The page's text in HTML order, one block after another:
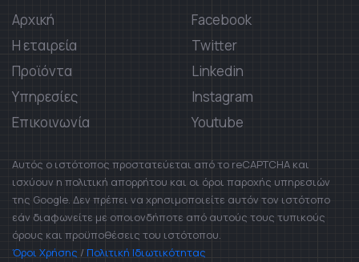
Αρχική
Η εταιρεία
Προϊόντα
Υπηρεσίες
Επικοινωνία
Facebook
Twitter
Linkedin
Instagram
Youtube
Αυτός ο ιστότοπος προστατεύεται από το reCAPTCHA και
ισχύουν η πολιτική απορρήτου και οι όροι παροχής υπηρεσιών
της Google. Δεν πρέπει να χρησιμοποιείτε αυτόν τον ιστότοπο
εάν διαφωνείτε με οποιονδήποτε από αυτούς τους τυπικούς
όρους και προϋποθέσεις του ιστότοπου.
Όροι Χρήσης / Πολιτική Ιδιωτικότητας